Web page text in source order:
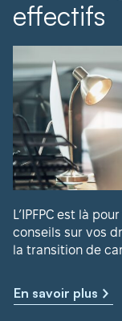
effectifs
L’IPFPC est là
conseils sur vos
la transition de
En savoir plus